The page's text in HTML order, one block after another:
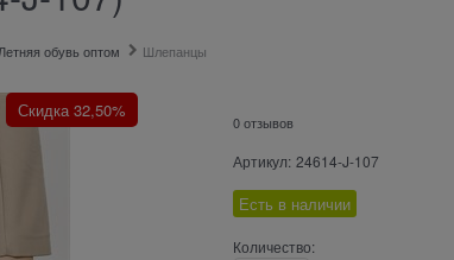
Летняя обувь оптом Шлепанцы
Скидка 32,50%
0 отзывов
Артикул: 24614-J-107
Есть в наличии
Количество: